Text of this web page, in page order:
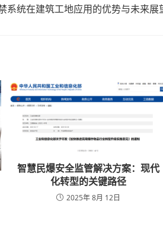
系统在建筑工地应用的优势与未来展
智慧民爆安全监管解决方案：现代
化转型的关键路径
2025年 8月 12日